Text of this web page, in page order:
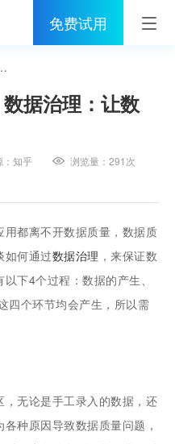
免费试用
据治理：让数
：知乎 浏览量：291次
都离不开数据质量，数据质
如何通过数据治理 ，来保证数
下4个过程：数据的产生、
四个环节均会产生，所以需
无论是手工录入的数据，还
种原因导致数据质量问题，